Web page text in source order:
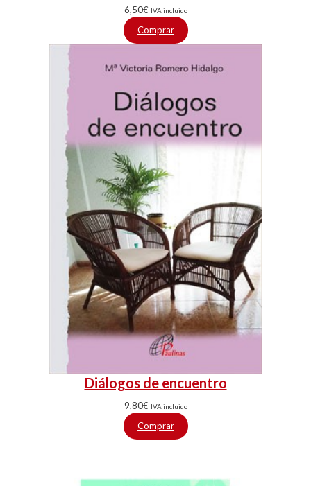
6,50€ IVA incluido
Comprar
Diálogos de encuentro
9,80€ IVA incluido
Comprar